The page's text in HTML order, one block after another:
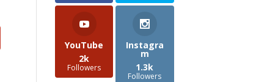
YouTube
2k
Followers
Instagra
m
1.3k
Followers